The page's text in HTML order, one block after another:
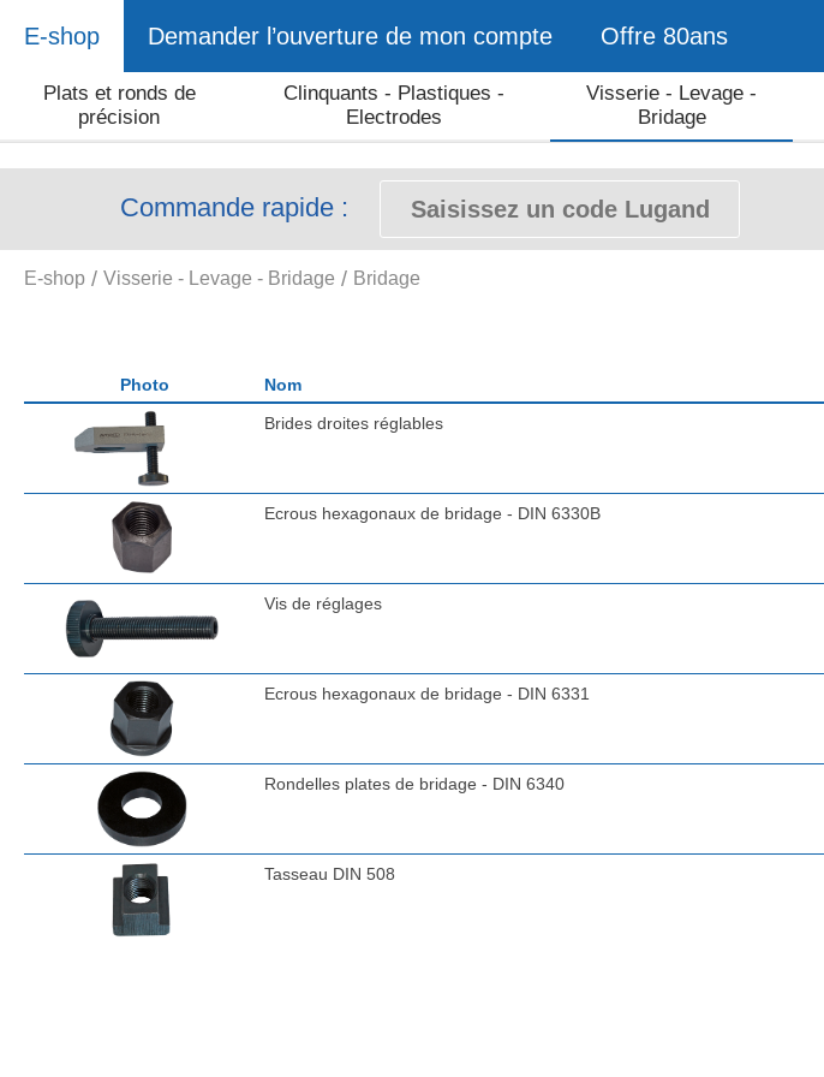
E-shop Demander l’ouverture de mon compte Offre 80ans
Plats et ronds de
précision
Clinquants - Plastiques -
Electrodes
Visserie - Levage -
Bridage
Commande rapide :
E-shop Visserie - Levage - Bridage Bridage
Photo Nom
Brides droites réglables
Ecrous hexagonaux de bridage - DIN 6330B
Vis de réglages
Ecrous hexagonaux de bridage - DIN 6331
Rondelles plates de bridage - DIN 6340
Tasseau DIN 508